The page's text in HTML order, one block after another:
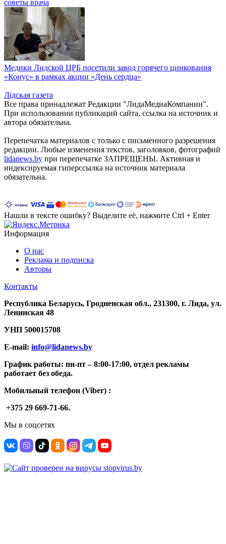
советы врача
Медики Лидской ЦРБ посетили завод горячего цинкования
«Конус» в рамках акции «День сердца»
Лiдская газета
Все права принадлежат Редакции "ЛидаМедиаКомпании".
При использовании публикаций сайта, ссылка на источник и
автора обязательна.
Перепечатка материалов c только с письменного разрешения
редакции. Любые изменения текстов, заголовков, фотографий
lidanews.by при перепечатке ЗАПРЕЩЕНЫ. Активная и
индексируемая гиперссылка на источник материала
обязательна.
Нашли в тексте ошибку? Выделите её, нажмите Ctrl + Enter
Информация
О нас
Реклама и подписка
Авторы
Контакты
Республика Беларусь, Гродненская обл., 231300, г. Лида, ул.
Ленинская 48
УНП 500015708
E-mail: info@lidanews.by
График работы: пн-пт –8:00-17:00, отдел рекламы
работает без обеда.
Мобильный телефон (Viber) :
+375 29 669-71-66.
Мы в соцсетях